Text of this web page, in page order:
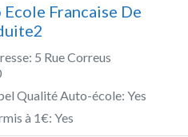
Francaise De
5 Rue Correus
Qualité Auto-école: Yes
à 1€: Yes